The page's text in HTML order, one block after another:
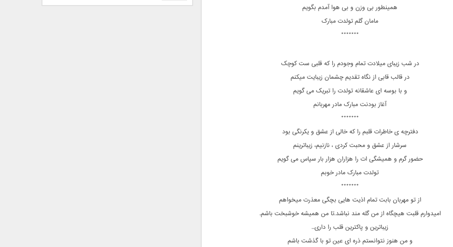
همینطور بی وزن و بی هوا آمدم بگویم
مامان گلم تولدت مبارک
*******
در شب زیبای میلادت تمام وجودم را که قلبی ست کوچک
در قالب قابی از نگاه تقدیم چشمان زیبایت میکنم
و با بوسه ای عاشقانه تولدت را تبریک می گویم
آغاز بودنت مبارک مادر مهربانم
*******
دفترچه ی خاطرات قلبم را که خالی از عشق و یکرنگی بود
سرشار از عشق و محبت کردی ، نازنیم، زیباترینم
حضور گرم و همیشگی ات را هزاران هزار بار سپاس می گویم
تولدت مبارک مادر خوبم
*******
از تو مهربان بابت تمام اذیت هایی بچگی معذرت میخواهم
امیدوارم قلبت هیچگاه از من گله مند نباشد.تا من همیشه خوشبخت باشم.
زیباترین و پاکترین قلب را داری..
و من هنوز نتوانستم ذره ای عین تو با گذشت باشم